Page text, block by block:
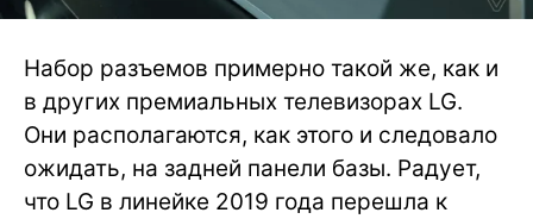
Набор разъемов примерно такой же, как и
в других премиальных телевизорах LG.
Они располагаются, как этого и следовало
ожидать, на задней панели базы. Радует,
что LG в линейке 2019 года перешла к